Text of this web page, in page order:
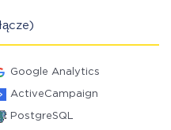
Google Analytics
ActiveCampaign
PostgreSQL